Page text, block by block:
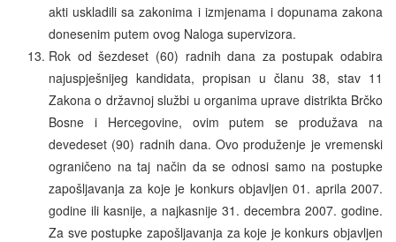
akti uskladili sa zakonima i izmjenama i dopunama zakona
donesenim putem ovog Naloga supervizora.
Rok od šezdeset (60) radnih dana za postupak odabira
najuspješnijeg kandidata, propisan u članu 38, stav 11
Zakona o državnoj službi u organima uprave distrikta Brčko
Bosne i Hercegovine, ovim putem se produžava na
devedeset (90) radnih dana. Ovo produženje je vremenski
ograničeno na taj način da se odnosi samo na postupke
zapošljavanja za koje je konkurs objavljen 01. aprila 2007.
godine ili kasnije, a najkasnije 31. decembra 2007. godine.
Za sve postupke zapošljavanja za koje je konkurs objavljen